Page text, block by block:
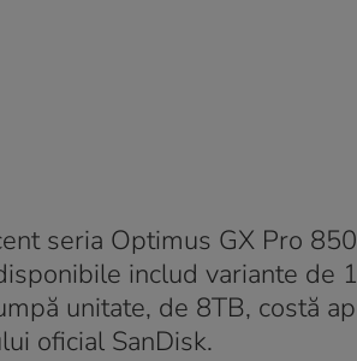
seria Optimus GX Pro
includ variante de
unitate, de 8TB, costă
oficial SanDisk.